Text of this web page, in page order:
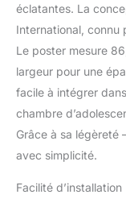
éclatantes. La
International, connu
Le poster mesure
largeur pour une
facile à intégrer
chambre
Grâce à sa légèreté
avec simplicité.
Facilité d’installation